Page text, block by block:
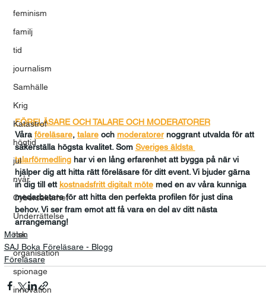
feminism
familj
tid
journalism
Samhälle
Krig
Katastrof
högtid
jul
nyår
Cybersäkerhet
Underrättelse
risk
organisation
spionage
innovation
FÖRELÄSARE OCH TALARE OCH MODERATORER
Våra föreläsare, talare och moderatorer noggrant utvalda för att
säkerställa högsta kvalitet. Som Sveriges äldsta
talarförmedling har vi en lång erfarenhet att bygga på när vi
hjälper dig att hitta rätt föreläsare för ditt event. Vi bjuder gärna
in dig till ett kostnadsfritt digitalt möte med en av våra kunniga
medarbetare för att hitta den perfekta profilen för just dina
behov. Vi ser fram emot att få vara en del av ditt nästa
arrangemang!
Möten
SAJ Boka Föreläsare - Blogg
Föreläsare